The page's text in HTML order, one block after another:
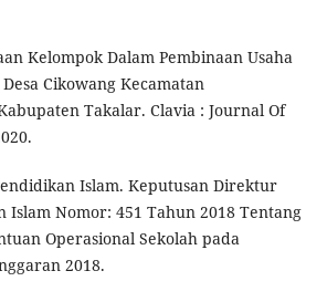
Kelompok Dalam Pembinaan Usaha
Cikowang Kecamatan
Takalar. Clavia : Journal Of
Islam. Keputusan Direktur
Islam Nomor: 451 Tahun 2018 Tentang
Operasional Sekolah pada
2018.